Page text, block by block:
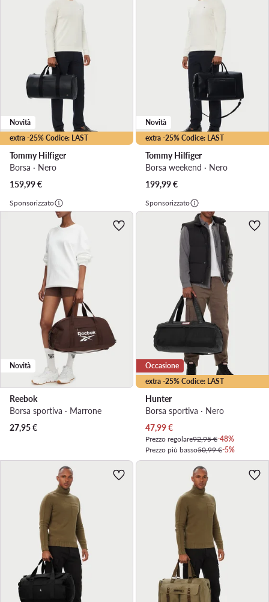
extra -25% Codice: LAST
Novità
Tommy Hilfiger
Borsa · Nero
159,99€
extra -25% Codice: LAST
Novità
Tommy Hilfiger
Borsa weekend · Nero
199,99€
Sponsorizzato
Novità
Reebok
Borsa sportiva · Marrone
27,95€
Sponsorizzato
extra -25% Codice: LAST
Occasione
Hunter
Borsa sportiva · Nero
Prezzo attuale
47,99€
Prezzo regolare92,95 €-48%
Prezzo più basso50,99 €-5%